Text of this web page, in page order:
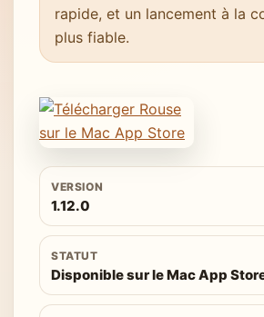
rapide, et un lancement à la
plus fiable.
VERSION
1.12.0
STATUT
Disponible sur le Mac App